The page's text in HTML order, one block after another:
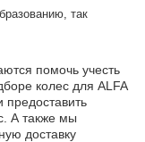
так
помочь учесть
колес для ALFA
А также мы
доставку